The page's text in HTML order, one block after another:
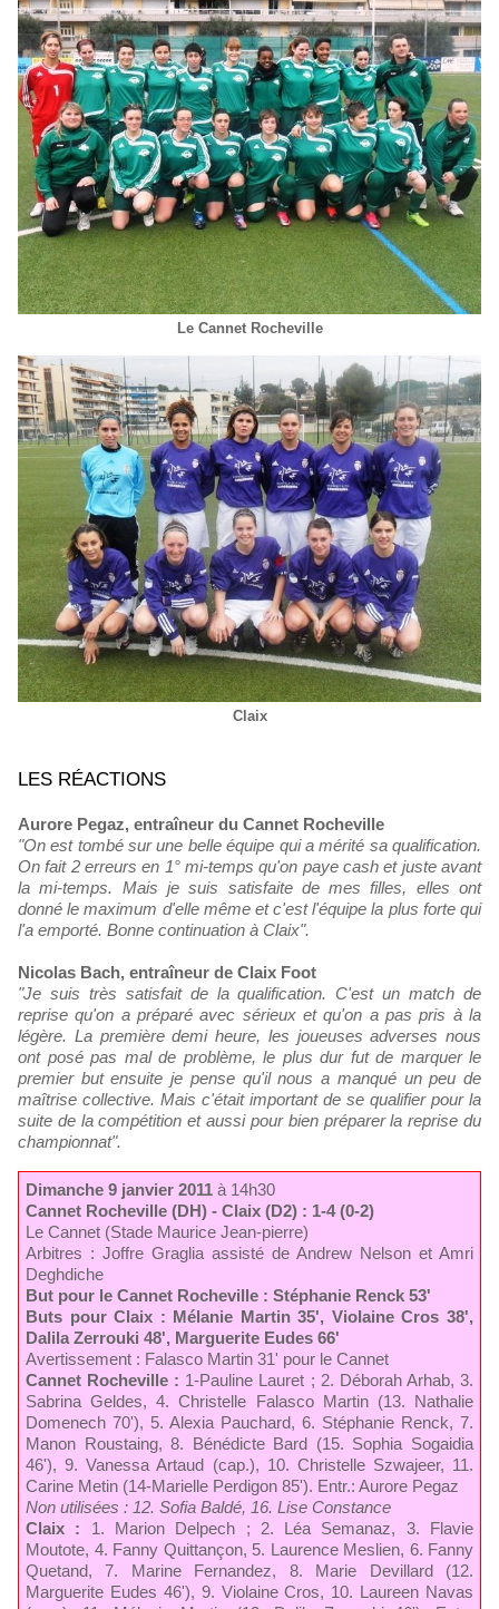
Le Cannet Rocheville
Claix
LES RÉACTIONS
Aurore Pegaz, entraîneur du Cannet Rocheville
"On est tombé sur une belle équipe qui a mérité sa qualification.
On fait 2 erreurs en 1° mi-temps qu'on paye cash et juste avant
la mi-temps. Mais je suis satisfaite de mes filles, elles ont
donné le maximum d'elle même et c'est l'équipe la plus forte qui
l'a emporté. Bonne continuation à Claix".
Nicolas Bach, entraîneur de Claix Foot
"Je suis très satisfait de la qualification. C'est un match de
reprise qu'on a préparé avec sérieux et qu'on a pas pris à la
légère. La première demi heure, les joueuses adverses nous
ont posé pas mal de problème, le plus dur fut de marquer le
premier but ensuite je pense qu'il nous a manqué un peu de
maîtrise collective. Mais c'était important de se qualifier pour la
suite de la compétition et aussi pour bien préparer la reprise du
championnat".
Dimanche 9 janvier 2011 à 14h30
Cannet Rocheville (DH) - Claix (D2) : 1-4 (0-2)
Le Cannet (Stade Maurice Jean-pierre)
Arbitres : Joffre Graglia assisté de Andrew Nelson et Amri
Deghdiche
But pour le Cannet Rocheville : Stéphanie Renck 53'
Buts pour Claix : Mélanie Martin 35', Violaine Cros 38',
Dalila Zerrouki 48', Marguerite Eudes 66'
Avertissement : Falasco Martin 31' pour le Cannet
Cannet Rocheville : 1-Pauline Lauret ; 2. Déborah Arhab, 3.
Sabrina Geldes, 4. Christelle Falasco Martin (13. Nathalie
Domenech 70'), 5. Alexia Pauchard, 6. Stéphanie Renck, 7.
Manon Roustaing, 8. Bénédicte Bard (15. Sophia Sogaidia
46'), 9. Vanessa Artaud (cap.), 10. Christelle Szwajeer, 11.
Carine Metin (14-Marielle Perdigon 85'). Entr.: Aurore Pegaz
Non utilisées : 12. Sofia Baldé, 16. Lise Constance
Claix : 1. Marion Delpech ; 2. Léa Semanaz, 3. Flavie
Moutote, 4. Fanny Quittançon, 5. Laurence Meslien, 6. Fanny
Quetand, 7. Marine Fernandez, 8. Marie Devillard (12.
Marguerite Eudes 46'), 9. Violaine Cros, 10. Laureen Navas